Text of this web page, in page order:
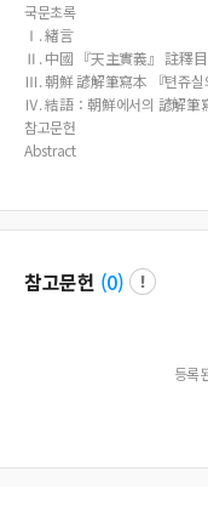
국문초록
Ⅰ. 緖言
Ⅱ. 中國 『天主實義』 註釋
Ⅲ. 朝鮮 諺解筆寫本 『텬쥬실
Ⅳ. 結語：朝鮮에서의 諺解筆
참고문헌
Abstract
참고문헌 (0)
등록